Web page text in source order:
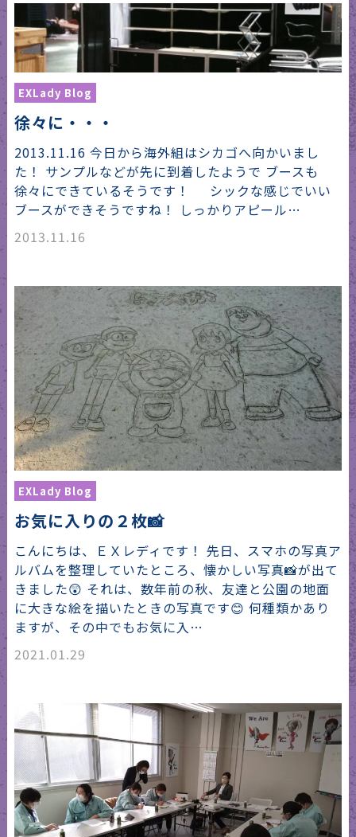
EXLady Blog
徐々に・・・
2013.11.16 今日から海外組はシカゴへ向かいまし
た！ サンプルなどが先に到着したようで ブースも
徐々にできているそうです！ シックな感じでいい
ブースができそうですね！ しっかりアピール…
2013.11.16
EXLady Blog
お気に入りの２枚📸
こんにちは、ＥＸレディです！ 先日、スマホの写真ア
ルバムを整理していたところ、懐かしい写真📸が出て
きました😲 それは、数年前の秋、友達と公園の地面
に大きな絵を描いたときの写真です😊 何種類かあり
ますが、その中でもお気に入…
2021.01.29